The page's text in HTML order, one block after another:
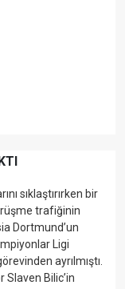
sıklaştırırken bir
trafiğinin
Dortmund’un
Ligi
ayrılmıştı.
Slaven Bilic’in